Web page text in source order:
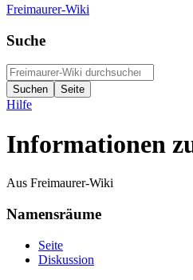
Freimaurer-Wiki
Suche
Hilfe
Informationen
Aus Freimaurer-Wiki
Namensräume
Seite
Diskussion